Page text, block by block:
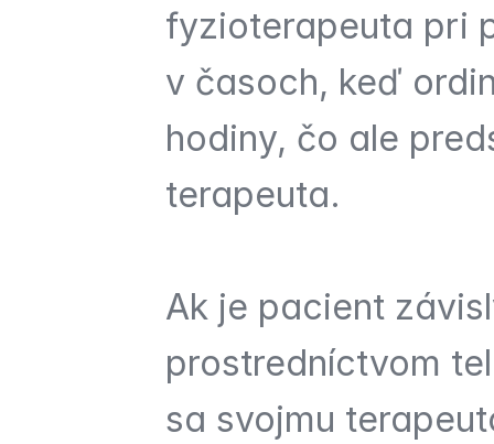
fyzioterapeuta pri
v časoch, keď
hodiny, čo ale
terapeuta.
Ak je pacient
prostredníctvom
sa svojmu